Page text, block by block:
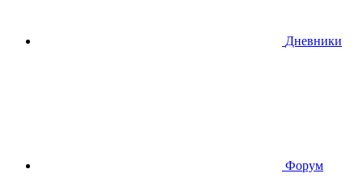
Дневники
Форум